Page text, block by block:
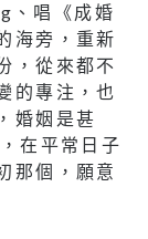
、唱《成婚
海旁，重新
，從來都不
的專注，也
婚姻是甚
在平常日子
那個，願意